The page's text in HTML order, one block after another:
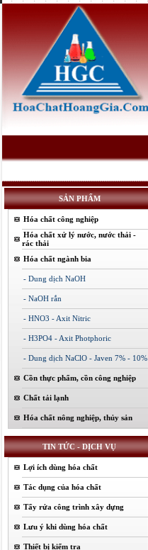
SẢN PHẨM
Hóa chất công nghiệp
Hóa chất xử lý nước, nước thải -
rác thải
Hóa chất ngành bia
- Dung dịch NaOH
- NaOH rắn
- HNO3 - Axit Nitric
- H3PO4 - Axit Photphoric
- Dung dịch NaClO - Javen 7% - 10%
Cồn thực phẩm, cồn công nghiệp
Chất tải lạnh
Hóa chất nông nghiệp, thủy sản
TIN TỨC - DỊCH VỤ
Lợi ích dùng hóa chất
Tác dụng của hóa chất
Tẩy rửa công trình xây dựng
Lưu ý khi dùng hóa chất
Thiết bị kiểm tra